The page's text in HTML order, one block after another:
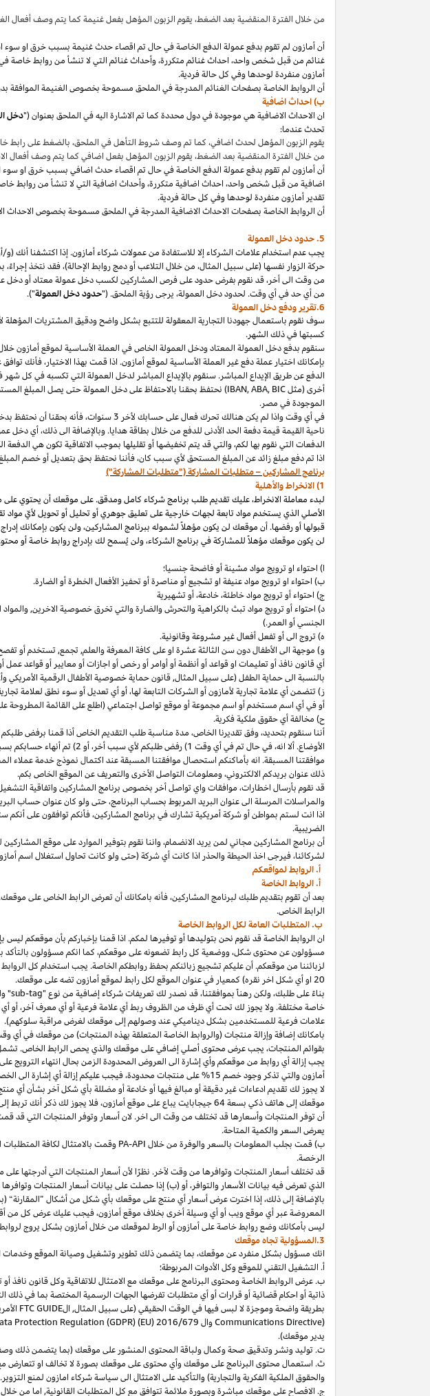
من خلال الفترة المنقضية بعد الضغط،يقوم الزبون المؤهل بفعل غنيمة كما يتم وصف أفعال
أن أمازون لم تقوم بدفع عمولة الدفع الخاصة في حال تم اقصاء حدث غنيمة بسبب خرق او سوء
غنائم من قبل شخصواحد، احداث غنائم متكررة،وأحداث غنائم التي لا تنشأ من روابط خاصة
أمازون منفردة لوحدها وفي كل حالة فردية.
أن الروابط الخاصة بصفحات الغنائم المدرجة في الملحق مسموحة بخصوص الغنيمة الموافقة
ب) احداث اضافية
ان الاحداث الاضافية هي موجودة في دول محددة كما تم الاشارة اليه في الملحق بعنوان ("دخل
تحدث عندما:
يقوم الزبون المؤهل لحدث اضافي، كما تم وصف شروط التأهل في الملحق،بالضغط على رابط
من خلال الفترة المنقضية بعد الضغط، يقوم الزبون المؤهل بفعل اضافي كما يتم وصف أفعال
أن أمازون لم تقوم بدفع عمولة الدفع الخاصة في حال تم اقصاء حدث اضافي بسبب خرق او سوء
اضافية من قبل شخصواحد، احداث اضافية متكررة،وأحداث اضافية التي لا تنشأ من روابط
تقدير أمازون منفردة لوحدها وفي كل حالة فردية.
أن الروابط الخاصة بصفحات الاحداث الاضافية المدرجة في الملحق مسموحة بخصوص الاحداث
5. حدود دخل العمولة
يجب عدم استخدام علامات الشركاء إلا للاستفادة من عمولات شركاء أمازون. إذا اكتشفنا
حركة الزوار نفسها (على سبيل المثال، من خلال التلاعب أو دمج روابط الإحالة)، فقد نتخذ
من وقت الىأخر،قد نقوم بفرض حدود على فرص المشاركين لكسب دخل عمولة معتاد أو دخل
من أي حد في أي وقت. لحدود دخل العمولة، يرجى رؤية الملحق. ("حدود دخل العمولة").
6.تقرير ودفع دخل العمولة
سوف نقوم باستعمال جهودنا التجارية المعقولة للتتبع بشكل واضح ودقيق المشتريات المؤهلة
كسبتها في ذلك الشهر.
بإمكانك اختيار عملة دفع غير العملة الأساسية لموقع أمازون. اذا قمت بهذا الاختيار،فأنك
الدفع عن طريق الإيداع المباشر. سنقوم بالإيداع المباشر لدخل العمولة التي تكسبه في كل
أخرى (مثل
IBAN,ABA, BIC ) نحتفظ بحقنا بالاحتفاظ على دخل العمولة حتى يصل المبلغ
الموجودةفي مصر.
في أي وقتواذا لم يكن هنالك تحرك فعال على حسابك لأخر 3 سنوات،فأنه بحقنا أن نحتفظ
ناحية القيمة قيمة دفعة الحد الأدنى للدفع من خلال بطاقة هدايا. وبالإضافة الىذلك،أي دخل
الدفعات التي نقوم بها لكم،والتي قد يتم تخفيضها أو تقليلها بموجب الاتفاقية تكون هي الدفعة
اذا تم دفع مبلغ زائد عن المبلغ المستحق لأي سبب كان،فأننا نحتفظ بحق بتعديل أو خصم
برنامج المشاركين – متطلبات المشاركة ("متطلبات المشاركة")
1) الانخراط والأهلية
لبدء معاملة الانخراط، عليك تقديم طلب برنامج شركاء كامل ومدقق. على موقعك أن يحتوي
الأصلي الذي يستخدم مواد تابعة لجهات خارجية على تعليق جوهري أو تحليل أو تحويل لأيّ
قبولها أو رفضها. أن موقعك لن يكون مؤهلاً لشموله ببرنامج المشاركين، ولن يكون بإمكانك
لن يكون موقعك مؤهلاً للمشاركة في برنامج الشركاء، ولن يُسمح لك بإدراج روابط خاصة أو
ا) احتواء او ترويج مواد مشينة أو فاضحة جنسيا؛
ب) احتواء او ترويج موادعنيفة او تشجيع أو مناصرة أو تحفيز الأفعال الخطرة أو الضارة.
ج) احتواء أو ترويج موادخاطئة،خادعة،أو تشهيرية
د) احتواء أو ترويج مواد تبث بالكراهية والتحرش والضارة والتي تخرق خصوصية الاخرين,
الجنسي أو العمر.)
ه) تروج الى أو تفعل أفعال غير مشروعة وقانونية.
و) موجهة الى الأطفال دون سن الثالثة عشرة او على كافة المعرفة والعلم, تجمع, تستخدم أو
أي قانون نافذ أو تعليمات او قواعد أو أنظمة أو أوامر أو رخص أو اجازات أو معايير أو قواعد
بالنسبة الى حماية الطفل (على سبيل المثال, قانون حماية خصوصية الأطفال الرقمية الأمريكي
ز) تتضمن أي علامة تجارية لأمازون أو الشركات التابعة لها،أو أي تعديل أو سوء نطق لعلامة
أو في أي اسم مستخدم أو اسم مجموعة أو موقع تواصل اجتماعي (اطلع على القائمة المطروحة
ح) مخالفة أي حقوق ملكية فكرية.
أننا سنقوم بتحديد،وفق تقديرنا الخاص، مدة مناسبة طلب التقديم الخاص أذا قمنا برفض طلبكم
الأوضاع. ألا انه،في حال تم في أي وقت 1) رفض طلبكم لأي سبب أخر،أو 2) تم أنهاء حسابكم بسبب أي خرق أو مخالفة (وفق تقديرنا
موافقتنا المسبقة. انه بأماكنكم استحصال موافقتنا المسبقة عند اكتمال نموذج خدمة عملاء
ذلك عنوان بريدكم الالكتروني،ومعلومات التواصل الأخرى والتعريف عن الموقع الخاص بكم.
قد نقوم بأرسال اخطارات، موافقات واي تواصل أخر بخصوص برنامج المشاركين واتفاقية
والمراسلات المرسلة الى عنوان البريد المربوط بحساب البرنامج،حتى ولو كان عنوان حساب
اذا انت لستم بمواطن أو شركة أمريكية تشارك في برنامج المشاركين،فأنكم توافقون على أنكم
الضريبية.
أن برنامج المشاركين مجاني لمن يريد الانضمام،واننا نقوم بتوفير الموارد على موقع
لشركائنا،فيرجى اخذ الحيطة والحذر اذا كانت أي شركة (حتى ولو كانت تحاول استغلال اسم
أ. الروابط لمواقعكم
أ. الروابط الخاصة
بعد أن تقوم بتقديم طلبك لبرنامج المشاركين،فأنه بامكانكأن تعرض الرابط الخاص على
الرابط الخاص.
ب. المتطلبات العامة لكل الروابط الخاصة
ان الروابط الخاصة قد نقوم نحن بتوليدها أو توفيرها لمكم. اذا قمنا بإخباركم بأن موقعكم ليس
مسؤولون عن محتوىشكل،ووضعية كل رابط تضعونه على موقعكم، كما انكم مسؤولون بالتأكد
لزبائننا من موقعكم. أن عليكم تشجيع زبائنكم بحفظ روابطكم الخاصة. يجب استخدام كل
20 او أي شكل اخر نقره) كمعيار في عنوان الموقع لكل رابط لموقع أمازون تضه على موقعك.
بناءً على طلبك، ولكن رهناً بموافقتنا، قد نصدر لك تعريفات شركاء إضافية من نوع "sub-tag
"
خاصة مختلفة. ولا يجوز لك تحت أي ظرف من الظروف ربط أي علامة فرعية أو أي معرف آخر، أو
علامات فرعية للمستخدمين بشكل ديناميكي عند وصولهم إلى موقعك لغرض مراقبة سلوكهم).
بامكانك إضافة وإزالة منتجات (والروابط الخاصة المتعلقة بهذه المنتجات) من موقعك في أي
بقوائم المنتجات، يجب عرض محتوىأصلي إضافي على موقعك والذي يحص الرابط الخاص. تشمل
يجب إزالة أي روابط من موقعكم وأي إشارة الى العروض المحدودة الزمن بحال انتهاء الترويج
أمازون والتي تذكر وجود خصم 15% على منتجات محدودة،فيجب عليكم إزالة أي إشارة الى الخصم 15% في حال انتهاء العرض الترويجي على موقع
لا يجوز لك تقديم ادعاءاتغيردقيقةأو مبالغفيهاأوخادعةأو مضللة بأيشكلآخر بشأنأي
موقعكإلىهاتفذكي بسعة جيجابايت يباععلى موقعأمازون،فلا يجوز لكذكرأنك تربط
أن توفر المنتجات وأسعارها قد تختلف من وقت الى اخر. لان أسعار وتوفر المنتجات التي
يعرض السعر والكمية المتاحة.
ب) قمت بجلب المعلومات بالسعر والوفرة من خلال PA-API وقمت بالامتثال لكافة
الرخصة.
قد تختلف أسعار المنتجات وتوافرها من وقت لآخر. نظرًا لأن أسعار المنتجات التي أدرجتها على
الذي تعرض فيه بيانات الأسعار والتوافر، أو (ب) إذا حصلت على بيانات أسعار المنتجات وتوافرها
بالإضافة إلىذلك، إذا اخترتعرضأسعار أي منتجعلى موقعك بأيشكل منأشكال ”المقارنة“
(
المعروضةعبر أي موقعويبأوأيوسيلةأخرى بخلاف موقعأمازون،فيجبعليكعرض كل من
ليس بأمكانكوضع روابط خاصة على أمازون أو الرط لموقعك من خلال أمازون بشكل يروج
3.المسؤولية تجاه موقعك
انك مسؤول بشكل منفرد عن موقعك، بما يتضمن ذلك تطويروتشغيلوصيانة الموقع
أ. التشغيل التقني للموقع وكل الأدوات المربوطة؛
ب. عرض الروابط الخاصة ومحتوى البرنامج على موقعك مع الامتثال للاتفاقية وكل قانون نافذ أو
ذاتية أو احكام قضائية أو قرارات أو أي متطلبات تفرضها الجهات الرسمية المختصة بما في ذلك
بطريقة واضحة وموجزة لا لبس فيها في الوقت الحقيقي(على سبيل المثال, الFTC GUIDE
Communications Directive) وال Protection Regulation (GDPR) (EU) 2016/679
يدير موقعك).
ت. توليد ونشر وتدقيق صحة وكمال ولباقة المحتوى المنشور على موقعك (بما يتضمن ذلك
ث. استعمال محتوى البرنامج على موقعك وأي محتوى على موقعك بصورة لا تخالف او تتعارض
والحقوق الملكية الفكرية والتجارية) والتأكيد على الامتثال الى سياسة شركاء امازون لمنع التزوير.
ج. الافصاح على موقعك مباشرة وبصورة ملائمة تتوافق مع كل المتطلبات القانونية, اما من